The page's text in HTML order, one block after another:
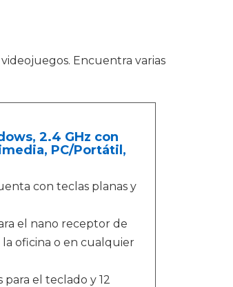
Encuentra varias
2.4 GHz con
PC/Portátil,
con teclas planas y
el nano receptor de
oficina o en cualquier
el teclado y 12